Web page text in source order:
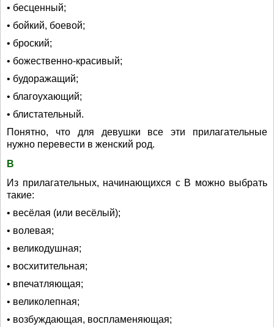
• бесценный;
• бойкий, боевой;
• броский;
• божественно-красивый;
• будоражащий;
• благоухающий;
• блистательный.
Понятно, что для девушки все эти прилагательные
нужно перевести в женский род.
В
Из прилагательных, начинающихся с В можно выбрать
такие:
• весёлая (или весёлый);
• волевая;
• великодушная;
• восхитительная;
• впечатляющая;
• великолепная;
• возбуждающая, воспламеняющая;